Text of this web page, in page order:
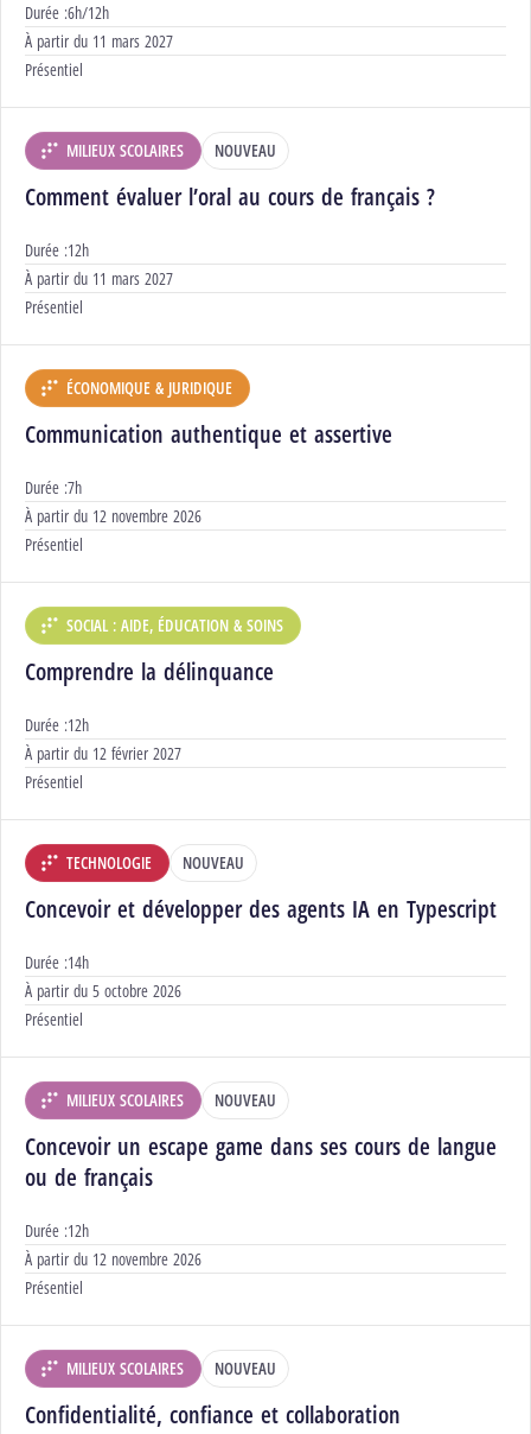
Durée :6h/12h
Début :
À partir du 11 mars 2027
Modalités :
Présentiel
DÉPARTEMENT :
MILIEUX SCOLAIRES NOUVEAU
Comment évaluer l’oral au cours de français ?
Durée :12h
Début :
À partir du 11 mars 2027
Modalités :
Présentiel
DÉPARTEMENT :
ÉCONOMIQUE & JURIDIQUE
Communication authentique et assertive
Durée :7h
Début :
À partir du 12 novembre 2026
Modalités :
Présentiel
DÉPARTEMENT :
SOCIAL : AIDE, ÉDUCATION & SOINS
Comprendre la délinquance
Durée :12h
Début :
À partir du 12 février 2027
Modalités :
Présentiel
DÉPARTEMENT :
TECHNOLOGIE NOUVEAU
Concevoir et développer des agents IA en Typescript
Durée :14h
Début :
À partir du 5 octobre 2026
Modalités :
Présentiel
DÉPARTEMENT :
MILIEUX SCOLAIRES NOUVEAU
Concevoir un escape game dans ses cours de langue
ou de français
Durée :12h
Début :
À partir du 12 novembre 2026
Modalités :
Présentiel
DÉPARTEMENT :
MILIEUX SCOLAIRES NOUVEAU
Confidentialité, confiance et collaboration